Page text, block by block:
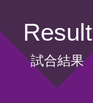
Result
試合結果